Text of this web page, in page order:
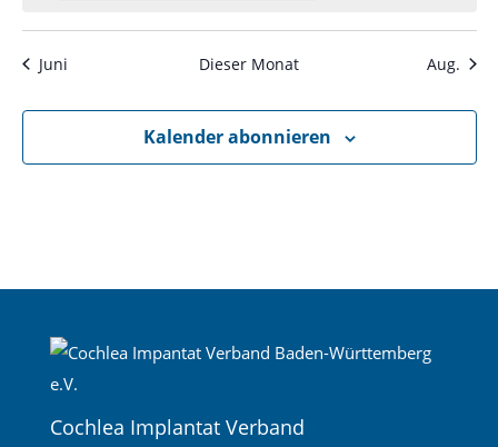
Juni Dieser Monat Aug.
Kalender abonnieren
Cochlea Implantat Verband